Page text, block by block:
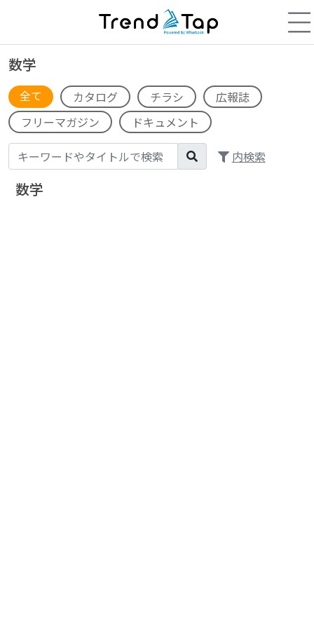
数学
全て カタログ チラシ
広報誌
フリーマガジン
ドキュメント
内検索
数学